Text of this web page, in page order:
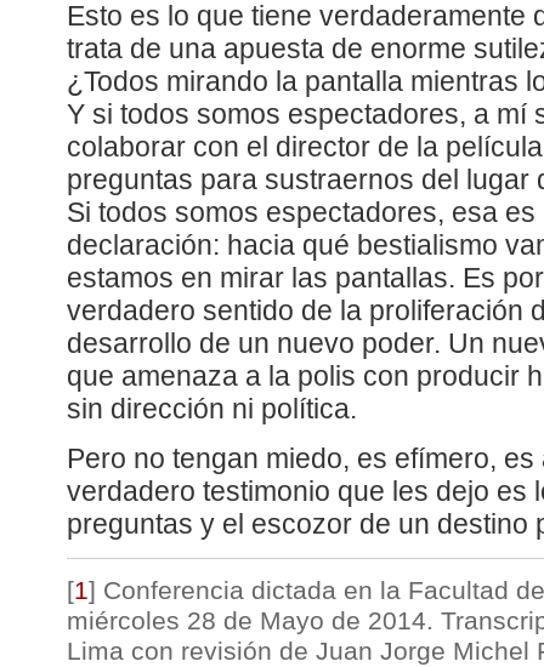
Esto es lo que tiene verdaderamente
trata de una apuesta de enorme
¿Todos mirando la pantalla mientras
Y si todos somos espectadores, a mí
colaborar con el director de la
preguntas para sustraernos del lugar
Si todos somos espectadores, esa es
declaración: hacia qué bestialismo
estamos en mirar las pantallas. Es
verdadero sentido de la proliferación
desarrollo de un nuevo poder. Un
que amenaza a la polis con producir
sin dirección ni política.
Pero no tengan miedo, es efímero,
verdadero testimonio que les dejo es
preguntas y el escozor de un destino
[1] Conferencia dictada en la Facultad
miércoles 28 de Mayo de 2014.
Lima con revisión de Juan Jorge Michel